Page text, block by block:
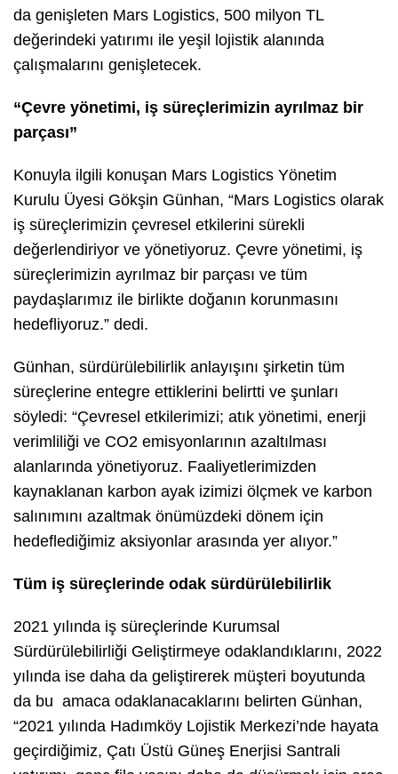
da genişleten Mars Logistics, 500 milyon TL
değerindeki yatırımı ile yeşil lojistik alanında
çalışmalarını genişletecek.
“Çevre yönetimi, iş süreçlerimizin ayrılmaz bir
parçası”
Konuyla ilgili konuşan Mars Logistics Yönetim
Kurulu Üyesi Gökşin Günhan, “Mars Logistics olarak
iş süreçlerimizin çevresel etkilerini sürekli
değerlendiriyor ve yönetiyoruz. Çevre yönetimi, iş
süreçlerimizin ayrılmaz bir parçası ve tüm
paydaşlarımız ile birlikte doğanın korunmasını
hedefliyoruz.” dedi.
Günhan, sürdürülebilirlik anlayışını şirketin tüm
süreçlerine entegre ettiklerini belirtti ve şunları
söyledi: “Çevresel etkilerimizi; atık yönetimi, enerji
verimliliği ve CO2 emisyonlarının azaltılması
alanlarında yönetiyoruz. Faaliyetlerimizden
kaynaklanan karbon ayak izimizi ölçmek ve karbon
salınımını azaltmak önümüzdeki dönem için
hedeflediğimiz aksiyonlar arasında yer alıyor.”
Tüm iş süreçlerinde odak sürdürülebilirlik
2021 yılında iş süreçlerinde Kurumsal
Sürdürülebilirliği Geliştirmeye odaklandıklarını, 2022
yılında ise daha da geliştirerek müşteri boyutunda
da bu amaca odaklanacaklarını belirten Günhan,
“2021 yılında Hadımköy Lojistik Merkezi’nde hayata
geçirdiğimiz, Çatı Üstü Güneş Enerjisi Santrali